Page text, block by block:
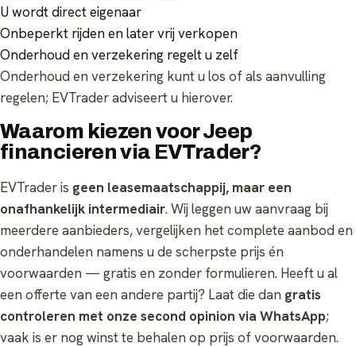
U wordt direct eigenaar
Onbeperkt rijden en later vrij verkopen
Onderhoud en verzekering regelt u zelf
Onderhoud en verzekering kunt u los of als aanvulling
regelen; EVTrader adviseert u hierover.
Waarom kiezen voor Jeep
financieren via EVTrader?
EVTrader is geen leasemaatschappij, maar een
onafhankelijk intermediair. Wij leggen uw aanvraag bij
meerdere aanbieders, vergelijken het complete aanbod en
onderhandelen namens u de scherpste prijs én
voorwaarden — gratis en zonder formulieren. Heeft u al
een offerte van een andere partij? Laat die dan gratis
controleren met onze second opinion via WhatsApp;
vaak is er nog winst te behalen op prijs of voorwaarden.